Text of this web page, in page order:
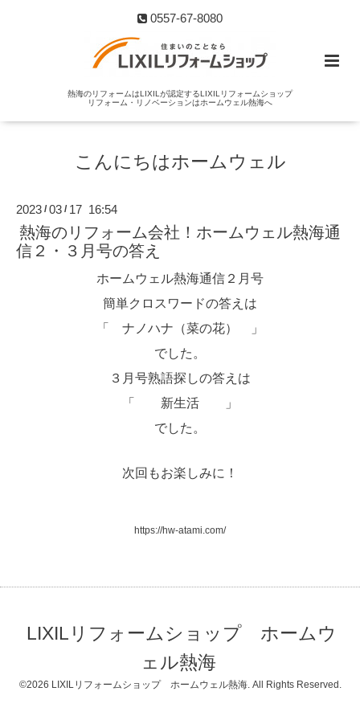
0557-67-8080
熱海のリフォームはLIXILが認定するLIXILリフォームショップ
リフォーム・リノベーションはホームウェル熱海へ
こんにちはホームウェル
2023 /03 / 17 16:54
熱海のリフォーム会社！ホームウェル熱海通
信２・３月号の答え
ホームウェル熱海通信２月号
簡単クロスワードの答えは
「 ナノハナ（菜の花） 」
でした。
３月号熟語探しの答えは
「 新生活 」
でした。
次回もお楽しみに！
https://hw-atami.com/
LIXILリフォームショップ ホームウ
ェル熱海
©2026 LIXILリフォームショップ ホームウェル熱海. All Rights Reserved.